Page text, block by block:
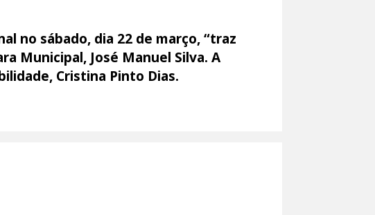
no sábado, dia 22 de março, “traz
Municipal, José Manuel Silva. A
Cristina Pinto Dias.